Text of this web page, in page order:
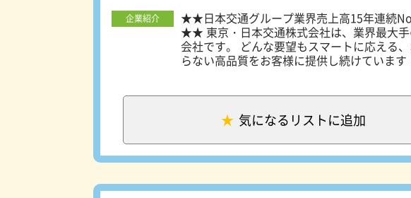
～～未経験者を積極採用！～～
＊学歴不問！職種経験も業界経験も一切不問
＊転職回数や就業ブランクも気にしません！
＊社会人経験10年以上の方も是非ご応募く
＊第二新卒の方、社会人デビューの方も大歓
★全車AT車・ナビ付き。地理に不慣れな方
受付、飲食店の店員、スポーツインストラ
企業紹介
★★日本交通グループ業界売上高15年連続
★★ 東京・日本交通株式会社は、業界最大
会社です。 どんな要望もスマートに応える
らない高品質をお客様に提供し続けています！ ＜注目ポイント1＞ホワイト企業認定 一
ンクに認定されました！ 従業員がより働き
日々整えており、従業員の身近な方にも魅
業を目指しています！ ＜注目ポイント2＞働きやすい職場認定 国土交通省が創設した「働
きやすい職場認証制度（正式名称：運転者
格し、認定事業者として登録されています
進し、各事業者の人材確保の取組みを後押しする
気になるリストに追加